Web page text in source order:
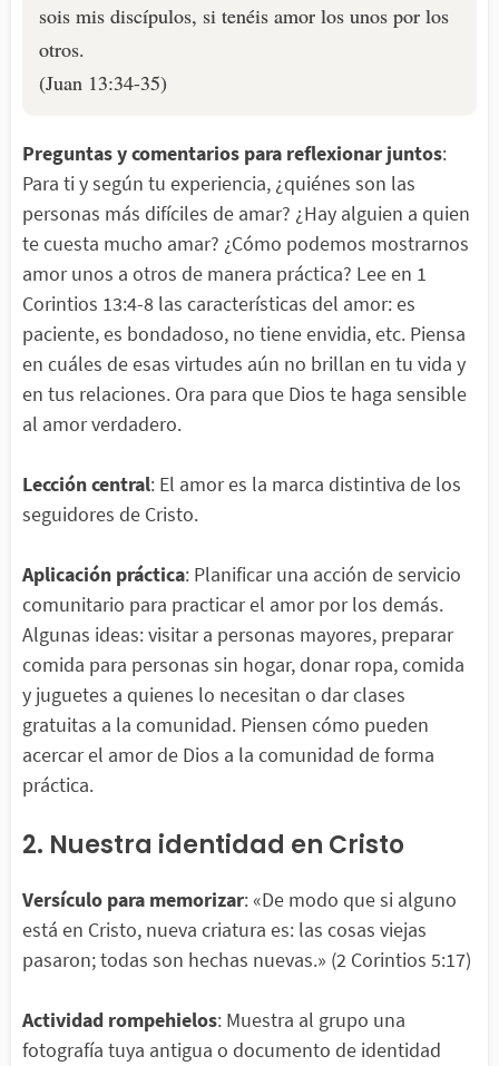
sois mis discípulos, si tenéis amor los unos por los
otros.
(Juan 13:34-35)
Preguntas y comentarios para reflexionar juntos:
Para ti y según tu experiencia, ¿quiénes son las
personas más difíciles de amar? ¿Hay alguien a quien
te cuesta mucho amar? ¿Cómo podemos mostrarnos
amor unos a otros de manera práctica? Lee en 1
Corintios 13:4-8 las características del amor: es
paciente, es bondadoso, no tiene envidia, etc. Piensa
en cuáles de esas virtudes aún no brillan en tu vida y
en tus relaciones. Ora para que Dios te haga sensible
al amor verdadero.
Lección central: El amor es la marca distintiva de los
seguidores de Cristo.
Aplicación práctica: Planificar una acción de servicio
comunitario para practicar el amor por los demás.
Algunas ideas: visitar a personas mayores, preparar
comida para personas sin hogar, donar ropa, comida
y juguetes a quienes lo necesitan o dar clases
gratuitas a la comunidad. Piensen cómo pueden
acercar el amor de Dios a la comunidad de forma
práctica.
2. Nuestra identidad en Cristo
Versículo para memorizar: «De modo que si alguno
está en Cristo, nueva criatura es: las cosas viejas
pasaron; todas son hechas nuevas.» (2 Corintios 5:17)
Actividad rompehielos: Muestra al grupo una
fotografía tuya antigua o documento de identidad